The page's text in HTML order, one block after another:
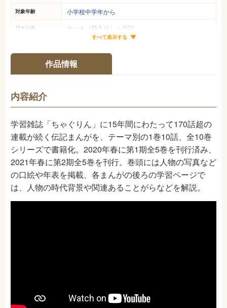
対象年齢 小学校中学年から
ジャンル セット（箱入り） > 伝記
平均134ページ
ISBN 978-4-03-544601-9
NDC
発売日 2021年4月
すべて表示する
作品情報
内容紹介
学習雑誌「ちゃぐりん」に15年間にわたって170話超の
連載が続く伝記まんがを、テーマ別の1巻10話、全10巻
シリーズで書籍化。2020年春に第1期全5巻を刊行済み、
2021年春に第2期全5巻を刊行。巻頭には人物の写真など
の口絵や年表を掲載、各まんがの後ろの学習ページで
は、人物の時代背景や関連あることがらなどを解説。